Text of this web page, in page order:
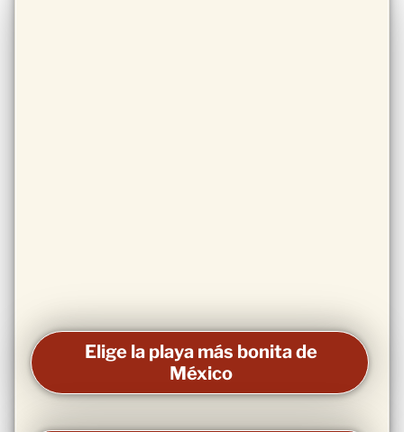
Elige la playa más bonita de
México